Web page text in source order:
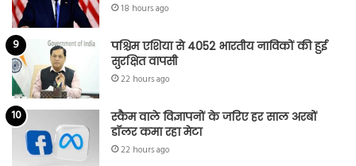
18 hours ago
पश्चिम एशिया से 4052 भारतीय नाविकों की हुई
सुरक्षित वापसी
22 hours ago
स्कैम वाले विज्ञापनों के जरिए हर साल अरबों
डॉलर कमा रहा मेटा
22 hours ago